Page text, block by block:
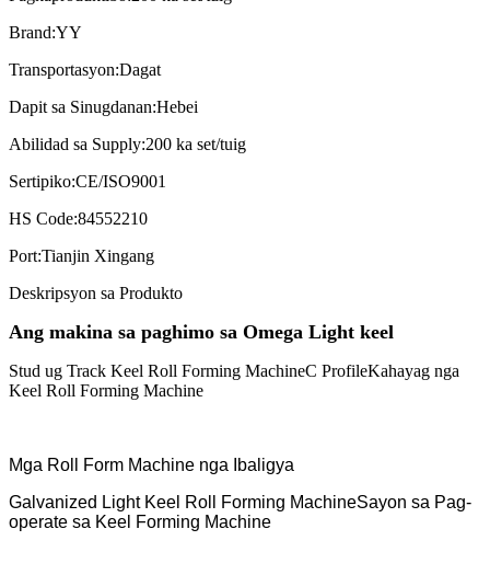
Brand:YY
Transportasyon:Dagat
Dapit sa Sinugdanan:Hebei
Abilidad sa Supply:200 ka set/tuig
Sertipiko:CE/ISO9001
HS Code:84552210
Port:Tianjin Xingang
Deskripsyon sa Produkto
Ang makina sa paghimo sa Omega Light keel
Stud ug Track Keel Roll Forming MachineC ProfileKahayag nga
Keel Roll Forming Machine
Mga Roll Form Machine nga Ibaligya
Galvanized Light Keel Roll Forming MachineSayon sa Pag-
operate sa Keel Forming Machine